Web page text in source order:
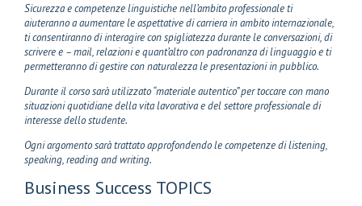
Sicurezza e competenze linguistiche nell’ambito professionale ti
aiuteranno a aumentare le aspettative di carriera in ambito internazionale,
ti consentiranno di interagire con spigliatezza durante le conversazioni, di
scrivere e – mail, relazioni e quant’altro con padronanza di linguaggio e ti
permetteranno di gestire con naturalezza le presentazioni in pubblico.
Durante il corso sarà utilizzato “materiale autentico” per toccare con mano
situazioni quotidiane della vita lavorativa e del settore professionale di
interesse dello studente.
Ogni argomento sarà trattato approfondendo le competenze di listening,
speaking, reading and writing.
Business Success TOPICS